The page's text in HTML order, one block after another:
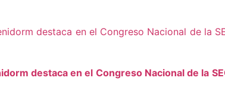
destaca en el Congreso Nacional de la